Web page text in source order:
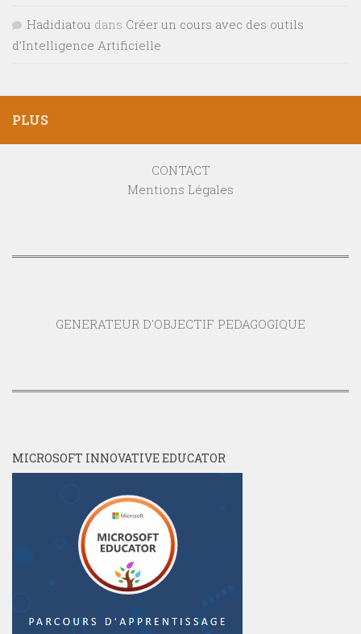
Hadidiatou dans Créer un cours avec des outils
d’Intelligence Artificielle
PLUS
CONTACT
Mentions Légales
GENERATEUR D'OBJECTIF PEDAGOGIQUE
MICROSOFT INNOVATIVE EDUCATOR